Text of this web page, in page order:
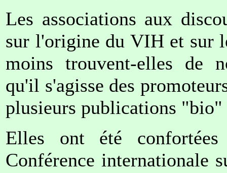
Les associations aux
sur l'origine du VIH et sur
moins trouvent-elles de
qu'il s'agisse des
plusieurs publications "bio"
Elles ont été
Conférence internationale